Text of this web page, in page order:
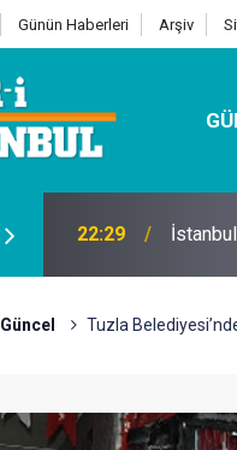
Günün Haberleri Arşiv
07:32 Kutu
Güncel Tuzla